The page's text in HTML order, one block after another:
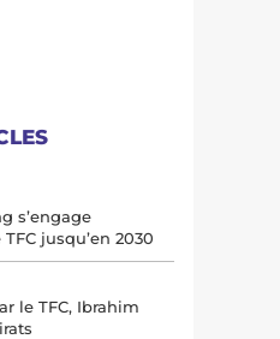
s’engage
jusqu’en 2030
le TFC, Ibrahim